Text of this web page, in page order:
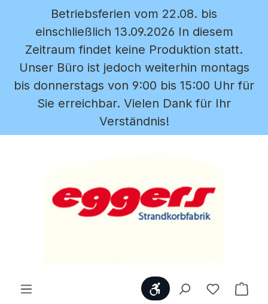
Zum Hauptinhalt springen
Betriebsferien vom 22.08. bis
einschließlich 13.09.2026 In diesem
Zeitraum findet keine Produktion statt.
Unser Büro ist jedoch weiterhin montags
bis donnerstags von 9:00 bis 15:00 Uhr für
Sie erreichbar. Vielen Dank für Ihr
Verständnis!
WerkzeugleisteDu hast 0